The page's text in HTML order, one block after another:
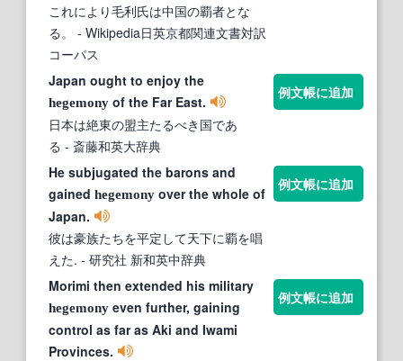
これにより毛利氏は中国の覇者とな
る。
- Wikipedia日英京都関連文書対訳
コーパス
Japan ought to enjoy the
hegemony of the Far East.
日本は絶東の盟主たるべき国であ
る - 斎藤和英大辞典
例文帳に追加
He subjugated the barons and
gained hegemony over the whole of
Japan.
彼は豪族たちを平定して天下に覇を唱
えた. - 研究社 新和英中辞典
例文帳に追加
Morimi then extended his military
hegemony even further, gaining
control as far as Aki and Iwami
Provinces.
例文帳に追加